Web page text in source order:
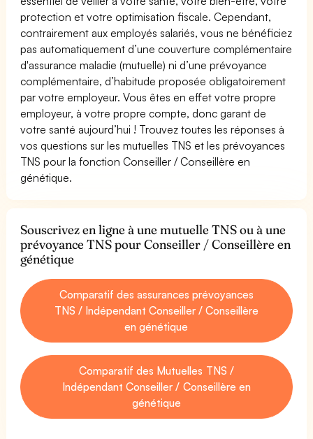
protection et votre optimisation fiscale. Cependant,
contrairement aux employés salariés, vous ne bénéficiez
pas automatiquement d’une couverture complémentaire
d'assurance maladie (mutuelle) ni d’une prévoyance
complémentaire, d’habitude proposée obligatoirement
par votre employeur. Vous êtes en effet votre propre
employeur, à votre propre compte, donc garant de
votre santé aujourd’hui ! Trouvez toutes les réponses à
vos questions sur les mutuelles TNS et les prévoyances
TNS pour la fonction Conseiller / Conseillère en
génétique.
Souscrivez en ligne à une mutuelle TNS ou à une
prévoyance TNS pour Conseiller / Conseillère en
génétique
Comparatif des assurances prévoyances
TNS / Indépendant Conseiller / Conseillère
en génétique
Comparatif des Mutuelles TNS /
Indépendant Conseiller / Conseillère en
génétique